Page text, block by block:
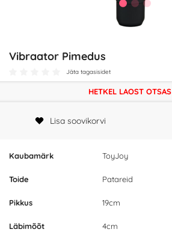
Vibraator Pimedus
Jäta tagasisidet
Kaubamärk ToyJoy
Toide Patareid
Pikkus 19cm
Läbimõõt 4cm
HETKEL LAOST OTSAS
Lisa soovikorvi